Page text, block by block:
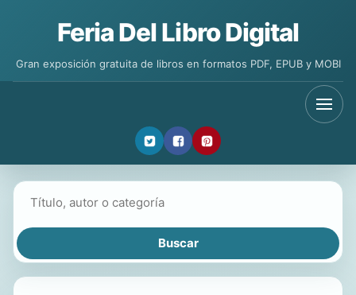
Feria Del Libro Digital
Gran exposición gratuita de libros en formatos PDF, EPUB y MOBI